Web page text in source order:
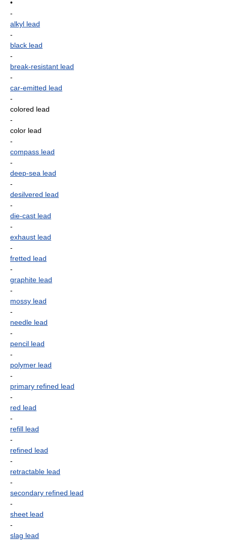
•
-
alkyl lead
-
black lead
-
break-resistant lead
-
car-emitted lead
-
colored lead
-
color lead
-
compass lead
-
deep-sea lead
-
desilvered lead
-
die-cast lead
-
exhaust lead
-
fretted lead
-
graphite lead
-
mossy lead
-
needle lead
-
pencil lead
-
polymer lead
-
primary refined lead
-
red lead
-
refill lead
-
refined lead
-
retractable lead
-
secondary refined lead
-
sheet lead
-
slag lead